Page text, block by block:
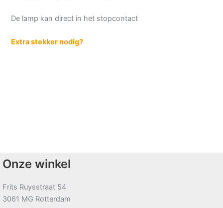
De lamp kan direct in het stopcontact
Extra stekker nodig?
Onze winkel
Frits Ruysstraat 54
3061 MG Rotterdam